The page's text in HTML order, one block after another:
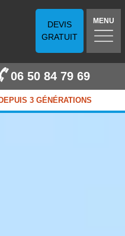
DEVIS
GRATUIT
MENU
06 50 84 79 69
3 GÉNÉRATIONS